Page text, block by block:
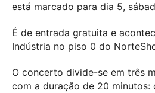
está marcado para dia 5,
É de entrada gratuita e
Indústria no piso 0 do
O concerto divide-se em três
com a duração de 20 minutos: